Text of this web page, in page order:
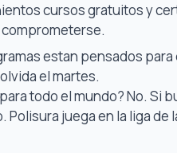
cursos gratuitos y
estan pensados
el martes.
todo el mundo? No. Si
Polisura juega en la liga